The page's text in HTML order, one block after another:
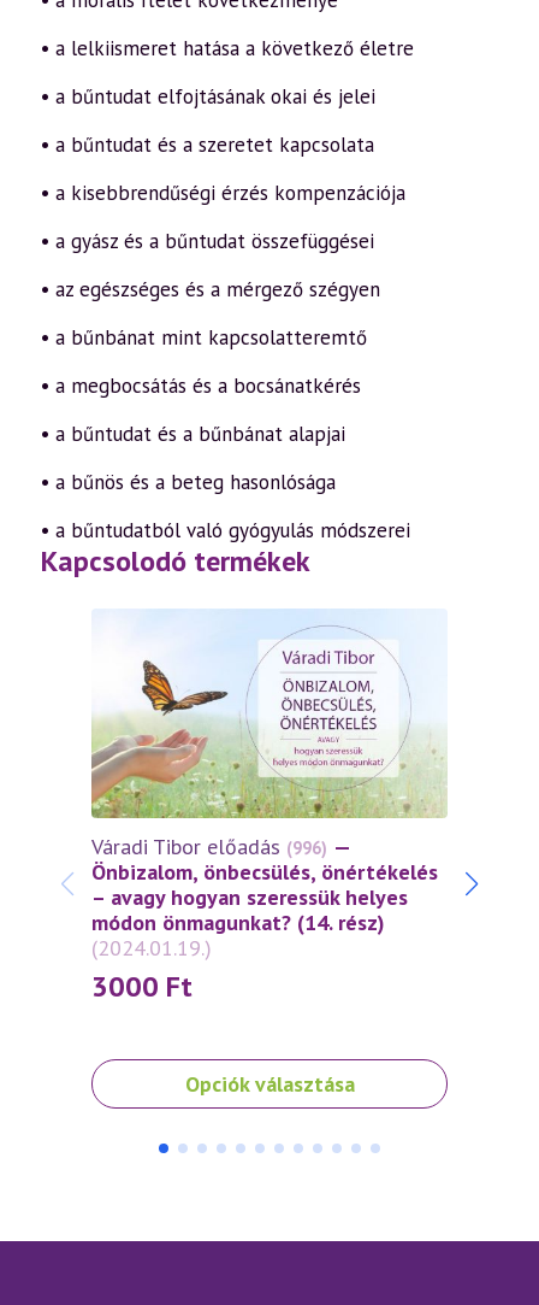
• a lelkiismeret hatása a következő életre
• a bűntudat elfojtásának okai és jelei
• a bűntudat és a szeretet kapcsolata
• a kisebbrendűségi érzés kompenzációja
• a gyász és a bűntudat összefüggései
• az egészséges és a mérgező szégyen
• a bűnbánat mint kapcsolatteremtő
• a megbocsátás és a bocsánatkérés
• a bűntudat és a bűnbánat alapjai
• a bűnös és a beteg hasonlósága
• a bűntudatból való gyógyulás módszerei
Kapcsolodó termékek
Váradi Tibor előadás (996) —
Önbizalom, önbecsülés, önértékelés
– avagy hogyan szeressük helyes
módon önmagunkat? (14. rész)
(2024.01.19.)
3000 Ft
Opciók választása
Ennek
a
A
A